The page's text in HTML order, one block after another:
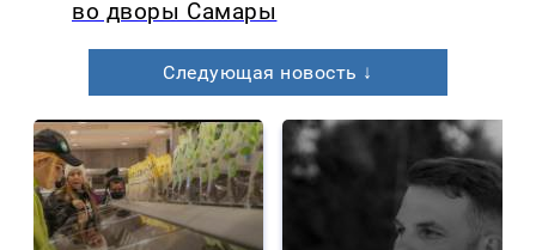
во дворы Самары
Следующая новость ↓